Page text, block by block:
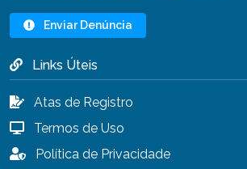
Enviar Denúncia
Links Úteis
Atas de Registro
Termos de Uso
Política de Privacidade